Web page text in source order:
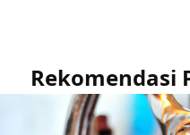
Rekomendasi